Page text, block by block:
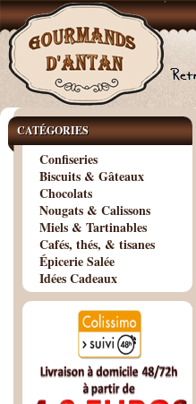
CATÉGORIES
Confiseries
Biscuits & Gâteaux
Chocolats
Nougats & Calissons
Miels & Tartinables
Cafés, thés, & tisanes
Épicerie Salée
Idées Cadeaux